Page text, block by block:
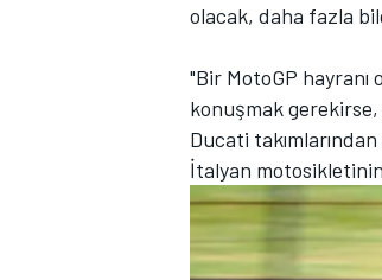
olacak, daha fazla
"Bir MotoGP
konuşmak
Ducati
İtalyan motosikletinin